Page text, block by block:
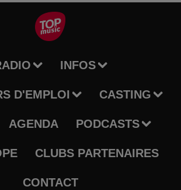
INFOS
D'EMPLOI CASTING
AGENDA PODCASTS
CLUBS PARTENAIRES
CONTACT